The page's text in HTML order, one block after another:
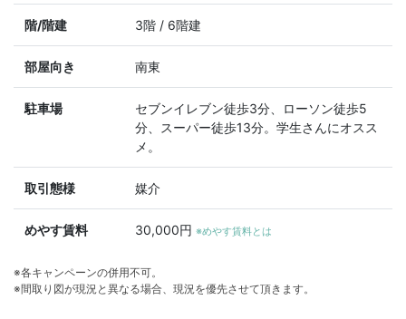
階/階建 3階 / 6階建
部屋向き 南東
駐車場
セブンイレブン徒歩3分、ローソン徒歩5
分、スーパー徒歩13分。学生さんにオスス
メ。
取引態様 媒介
めやす賃料 30,000円 ※めやす賃料とは
※各キャンペーンの併用不可。
※間取り図が現況と異なる場合、現況を優先させて頂きます。